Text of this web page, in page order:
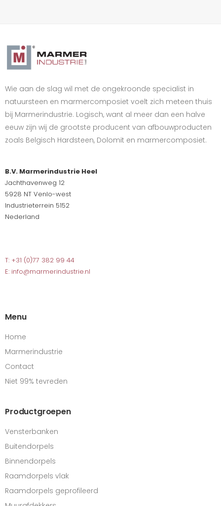
Wie aan de slag wil met de ongekroonde specialist in
natuursteen en marmercomposiet voelt zich meteen thuis
bij Marmerindustrie. Logisch, want al meer dan een halve
eeuw zijn wij de grootste producent van afbouwproducten
zoals Belgisch Hardsteen, Dolomit en marmercomposiet.
B.V. Marmerindustrie Heel
Jachthavenweg 12
5928 NT Venlo-west
Industrieterrein 5152
Nederland
T: +31 (0)77 382 99 44
E: info@marmerindustrie.nl
Menu
Home
Marmerindustrie
Contact
Niet 99% tevreden
Productgroepen
Vensterbanken
Buitendorpels
Binnendorpels
Raamdorpels vlak
Raamdorpels geprofileerd